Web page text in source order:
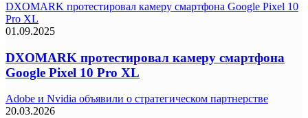
DXOMARK протестировал камеру смартфона Google Pixel 10
Pro XL
01.09.2025
DXOMARK протестировал камеру смартфона
Google Pixel 10 Pro XL
Adobe и Nvidia объявили о стратегическом партнерстве
20.03.2026